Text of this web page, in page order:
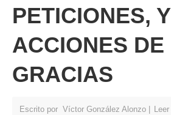
PETICIONES, Y
ACCIONES DE
GRACIAS
Escrito por Víctor González Alonzo Leer